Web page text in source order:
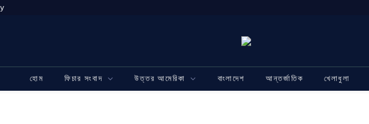
হোম ফিচার সংবাদ উত্তর আমেরিকা বাংলাদেশ আন্তর্জাতিক খেলাধুলা